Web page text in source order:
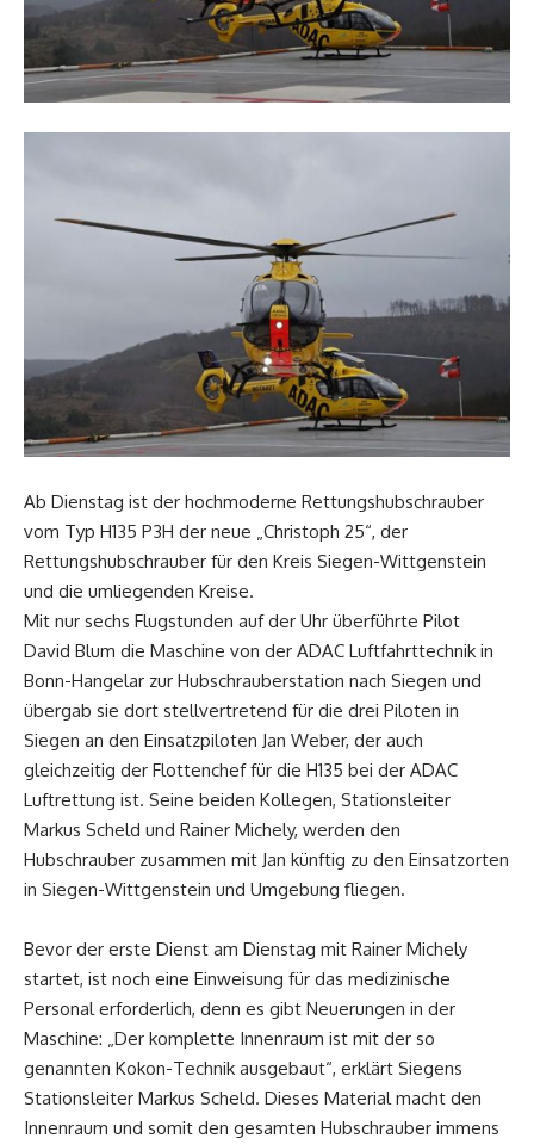
Ab Dienstag ist der hochmoderne Rettungshubschrauber
vom Typ H135 P3H der neue „Christoph 25“, der
Rettungshubschrauber für den Kreis Siegen-Wittgenstein
und die umliegenden Kreise.
Mit nur sechs Flugstunden auf der Uhr überführte Pilot
David Blum die Maschine von der ADAC Luftfahrttechnik in
Bonn-Hangelar zur Hubschrauberstation nach Siegen und
übergab sie dort stellvertretend für die drei Piloten in
Siegen an den Einsatzpiloten Jan Weber, der auch
gleichzeitig der Flottenchef für die H135 bei der ADAC
Luftrettung ist. Seine beiden Kollegen, Stationsleiter
Markus Scheld und Rainer Michely, werden den
Hubschrauber zusammen mit Jan künftig zu den Einsatzorten
in Siegen-Wittgenstein und Umgebung fliegen.
Bevor der erste Dienst am Dienstag mit Rainer Michely
startet, ist noch eine Einweisung für das medizinische
Personal erforderlich, denn es gibt Neuerungen in der
Maschine: „Der komplette Innenraum ist mit der so
genannten Kokon-Technik ausgebaut“, erklärt Siegens
Stationsleiter Markus Scheld. Dieses Material macht den
Innenraum und somit den gesamten Hubschrauber immens